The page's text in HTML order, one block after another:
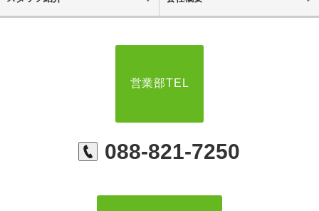
営業部TEL
088-821-7250